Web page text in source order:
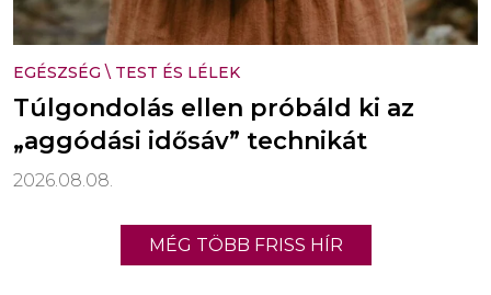
EGÉSZSÉG \ TEST ÉS LÉLEK
Túlgondolás ellen próbáld ki az
„aggódási idősáv” technikát
2026.08.08.
MÉG TÖBB FRISS HÍR